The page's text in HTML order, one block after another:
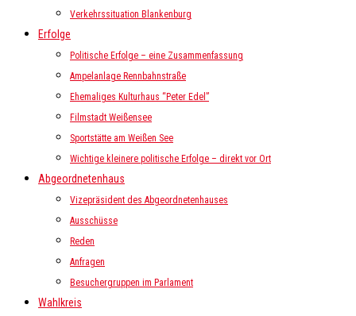
Verkehrssituation Blankenburg
Erfolge
Politische Erfolge – eine Zusammenfassung
Ampelanlage Rennbahnstraße
Ehemaliges Kulturhaus “Peter Edel”
Filmstadt Weißensee
Sportstätte am Weißen See
Wichtige kleinere politische Erfolge – direkt vor Ort
Abgeordnetenhaus
Vizepräsident des Abgeordnetenhauses
Ausschüsse
Reden
Anfragen
Besuchergruppen im Parlament
Wahlkreis